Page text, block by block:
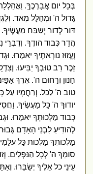
בְּכָל יום אֲבָרְכֶךָּ.
גָּדול ה' וּמְהֻלָּל מְאד.
דּור לְדור יְשַׁבַּח מַעֲשֶׂיךָ.
הֲדַר כְּבוד הודֶךָ. וְדִבְרֵי
וֶעֱזוּז נורְאתֶיךָ יאמֵרוּ.
זֵכֶר רַב טוּבְךָ יַבִּיעוּ.
חַנּוּן וְרַחוּם ה'. אֶרֶךְ
טוב ה' לַכּל. וְרַחֲמָיו עַל
יודוּךָ ה' כָּל מַעֲשֶׂיךָ.
כְּבוד מַלְכוּתְךָ יאמֵרוּ.
לְהודִיעַ לִבְנֵי הָאָדָם
מַלְכוּתְךָ מַלְכוּת כָּל
סומֵךְ ה' לְכָל הַנּפְלִים.
עֵינֵי כל אֵלֶיךָ יְשַׂבֵּרוּ.